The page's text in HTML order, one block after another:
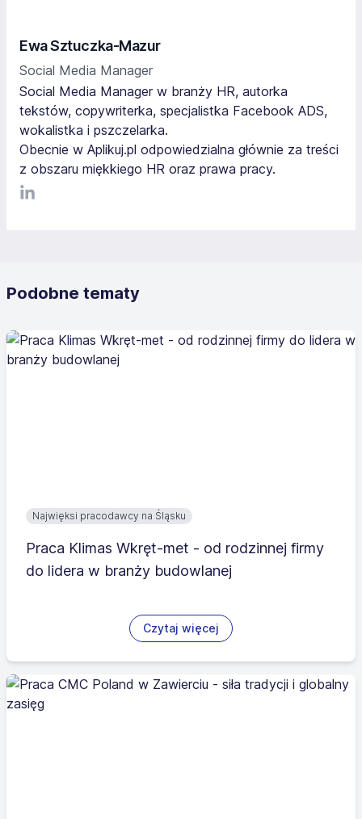
Ewa Sztuczka-Mazur
Social Media Manager
Social Media Manager w branży HR, autorka
tekstów, copywriterka, specjalistka Facebook ADS,
wokalistka i pszczelarka.
Obecnie w Aplikuj.pl odpowiedzialna głównie za treści
z obszaru miękkiego HR oraz prawa pracy.
LinkediIn
Podobne tematy
Najwięksi pracodawcy na Śląsku
Praca Klimas Wkręt-met - od rodzinnej firmy
do lidera w branży budowlanej
Czytaj więcej